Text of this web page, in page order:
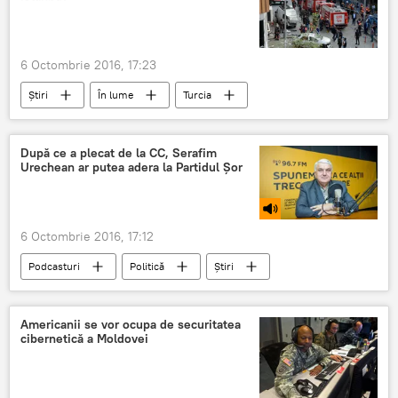
6 Octombrie 2016, 17:23
Știri În lume
Turcia
Explozie
mașină capcană
După ce a plecat de la CC, Serafim
Urechean ar putea adera la Partidul Șor
6 Octombrie 2016, 17:12
Podcasturi Politică
Știri
Republica Moldova
Serafim Urechean
Curtea de Conturi
Partidul Șor
adere
Americanii se vor ocupa de securitatea
cibernetică a Moldovei